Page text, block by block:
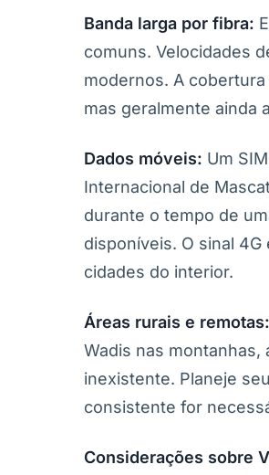
Banda larga por fibra:
comuns. Velocidades
modernos. A
mas geralmente ainda
Dados móveis: Um
Internacional de
durante o tempo de
disponíveis. O sinal
cidades do interior.
Áreas rurais e remotas:
Wadis nas
inexistente. Planeje
consistente for
Considerações sobre